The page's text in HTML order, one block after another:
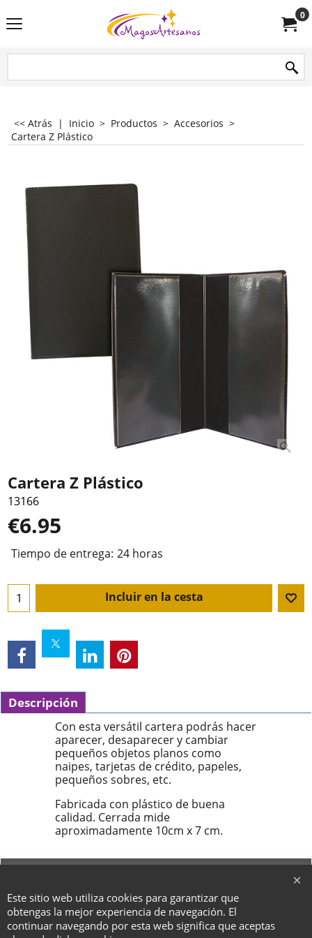
0
<< Atrás | Inicio > Productos > Accesorios >
Cartera Z Plástico
Cartera Z Plástico
13166
€6.95
Tiempo de entrega: 24 horas
Incluir en la cesta
Descripción
Con esta versátil cartera podrás hacer
aparecer, desaparecer y cambiar
pequeños objetos planos como
naipes, tarjetas de crédito, papeles,
pequeños sobres, etc.
Fabricada con plástico de buena
calidad. Cerrada mide
aproximadamente 10cm x 7 cm.
Este sitio web utiliza cookies para garantizar que
obtengas la mejor experiencia de navegación. El
continuar navegando por esta web significa que aceptas